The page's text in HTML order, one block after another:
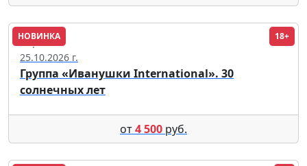
НОВИНКА 18+
Пермь
25.10.2026 г.
Группа «Иванушки International». 30
солнечных лет
от4 500 руб.